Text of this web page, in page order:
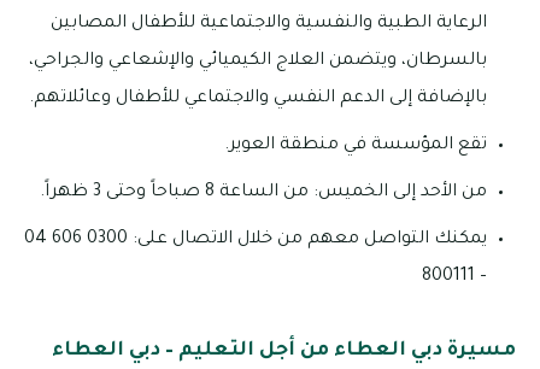
الرعاية الطبية والنفسية والاجتماعية للأطفال المصابين
بالسرطان، ويتضمن العلاج الكيميائي والإشعاعي والجراحي،
بالإضافة إلى الدعم النفسي والاجتماعي للأطفال وعائلاتهم.
تقع المؤسسة في منطقة العوير.
من الأحد إلى الخميس: من الساعة 8 صباحاً وحتى 3 ظهراً.
يمكنك التواصل معهم من خلال الاتصال على: 0300 606 04
– 800111
مسيرة دبي العطاء من أجل التعليم – دبي العطاء